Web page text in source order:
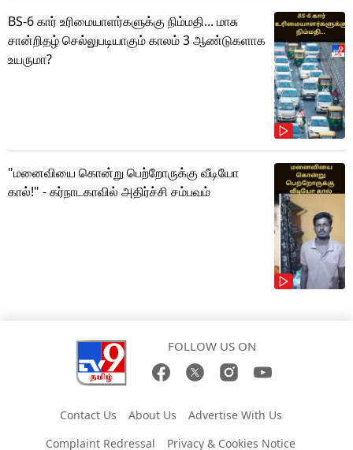
BS-6 கார் உரிமையாளர்களுக்கு நிம்மதி... மாசு
சான்றிதழ் செல்லுபடியாகும் காலம் 3 ஆண்டுகளாக
உயருமா?
"மனைவியை கொன்று பெற்றோருக்கு வீடியோ
கால்!" - கர்நாடகாவில் அதிர்ச்சி சம்பவம்
FOLLOW US ON
Contact Us About Us
Advertise With Us
Complaint Redressal
Privacy & Cookies Notice